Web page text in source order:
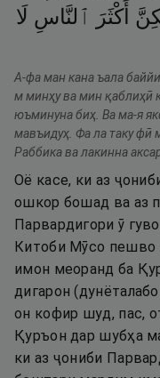
أَكْثَرَ ٱلنَّاسِ لَا
А-фа ман кана ъала
м минҳу ва мин қаблиҳӣ
юъминуна биҳ. Ва ма-я
мавъидуҳ. Фа ла таку фӣ
Раббика ва лакинна
Оё касе, ки аз
ошкор бошад ва аз
Парвардигори ӯ
Китоби Мӯсо пешво
имон меоранд ба
дигарон
он кофир шуд, пас,
Қуръон дар шубҳа
ки аз ҷониби